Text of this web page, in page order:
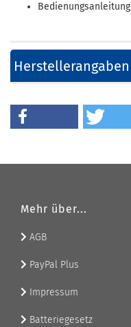
Bedienungsanleitung
Herstellerangaben
Mehr über...
AGB
PayPal Plus
Impressum
Batteriegesetz